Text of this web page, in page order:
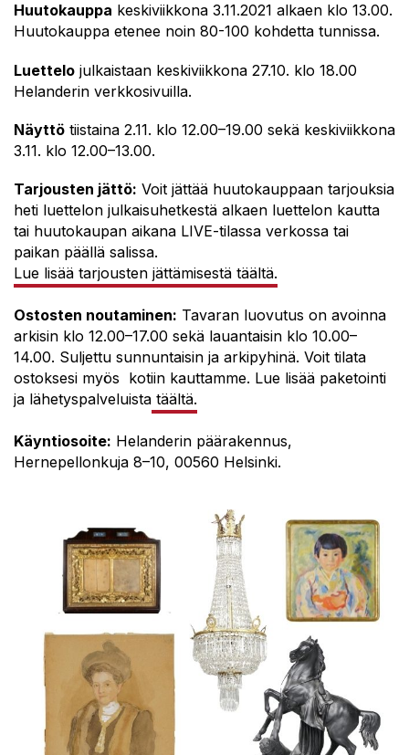
Huutokauppa keskiviikkona 3.11.2021 alkaen klo 13.00.
Huutokauppa etenee noin 80-100 kohdetta tunnissa.
Luettelo julkaistaan keskiviikkona 27.10. klo 18.00
Helanderin verkkosivuilla.
Näyttö tiistaina 2.11. klo 12.00–19.00 sekä keskiviikkona
3.11. klo 12.00–13.00.
Tarjousten jättö: Voit jättää huutokauppaan tarjouksia
heti luettelon julkaisuhetkestä alkaen luettelon kautta
tai huutokaupan aikana LIVE-tilassa verkossa tai
paikan päällä salissa.
Lue lisää tarjousten jättämisestä täältä.
Ostosten noutaminen: Tavaran luovutus on avoinna
arkisin klo 12.00–17.00 sekä lauantaisin klo 10.00–
14.00. Suljettu sunnuntaisin ja arkipyhinä. Voit tilata
ostoksesi myös kotiin kauttamme. Lue lisää paketointi
ja lähetyspalveluista täältä.
Käyntiosoite: Helanderin päärakennus,
Hernepellonkuja 8–10, 00560 Helsinki.